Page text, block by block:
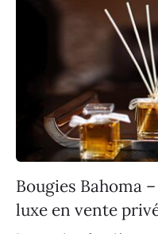
Bougies Bahoma
luxe en vente